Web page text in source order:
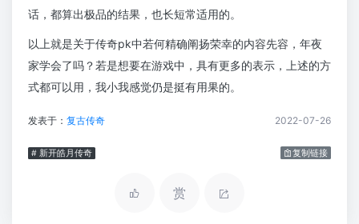
话，都算出极品的结果，也长短常适用的。
以上就是关于传奇pk中若何精确阐扬荣幸的内容先容，年夜
家学会了吗？若是想要在游戏中，具有更多的表示，上述的方
式都可以用，我小我感觉仍是挺有用果的。
发表于： 复古传奇 2022-07-26
# 新开皓月传奇 复制链接
赏